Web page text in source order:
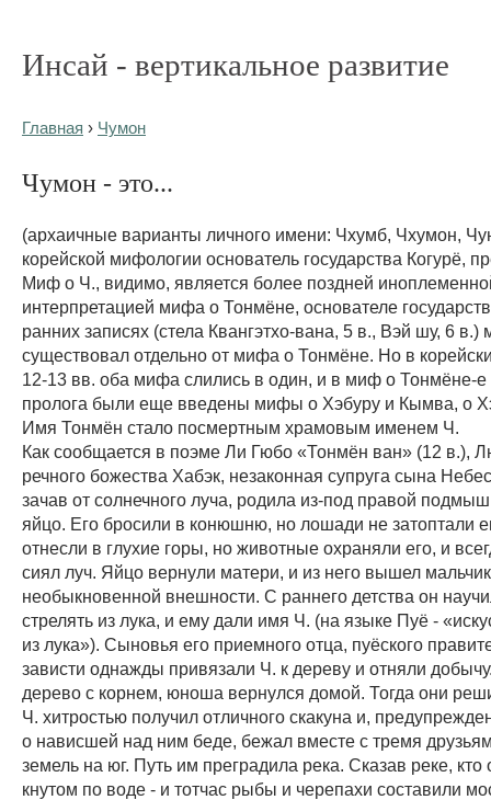
Инсай - вертикальное развитие
Главная › Чумон
Чумон - это...
(архаичные варианты личного имени: Чхумб, Чхумон,
корейской мифологии основатель государства Когурё,
Миф о Ч., видимо, является более поздней
интерпретацией мифа о Тонмёне, основателе
ранних записях (стела Квангэтхо-вана, 5 в., Вэй шу, 6
существовал отдельно от мифа о Тонмёне. Но в
12-13 вв. оба мифа слились в один, и в миф о Тонмёне-е
пролога были еще введены мифы о Хэбуру и Кымва, о
Имя Тонмён стало посмертным храмовым именем Ч.
Как сообщается в поэме Ли Гюбо «Тонмён ван» (12 в.),
речного божества Хабэк, незаконная супруга сына
зачав от солнечного луча, родила из-под правой
яйцо. Его бросили в конюшню, но лошади не затоптали
отнесли в глухие горы, но животные охраняли его, и
сиял луч. Яйцо вернули матери, и из него вышел мальчик
необыкновенной внешности. С раннего детства он
стрелять из лука, и ему дали имя Ч. (на языке Пуё -
из лука»). Сыновья его приемного отца, пуёского
зависти однажды привязали Ч. к дереву и отняли
дерево с корнем, юноша вернулся домой. Тогда они
Ч. хитростью получил отличного скакуна и,
о нависшей над ним беде, бежал вместе с тремя
земель на юг. Путь им преградила река. Сказав реке, кто
кнутом по воде - и тотчас рыбы и черепахи составили